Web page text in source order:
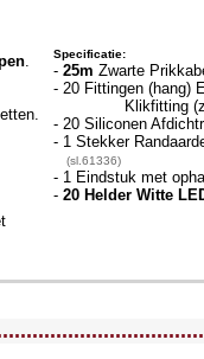
.
Specificatie:
- 25m Zwarte
- 20 Fittingen (hang)
Klikfitting
- 20 Siliconen
- 1 Stekker
(sl.61336)
- 1 Eindstuk met
- 20 Helder Witte